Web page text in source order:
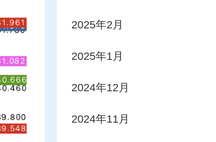
2025年2月
2025年1月
2024年12月
2024年11月